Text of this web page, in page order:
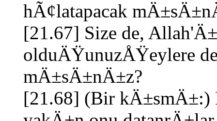
hÃ¢latapacak
[21.67] Size de,
olduÄŸunuzÅŸeylere
mÄ±sÄ±nÄ±z?
[21.68] (Bir kÄ±smÄ±:)